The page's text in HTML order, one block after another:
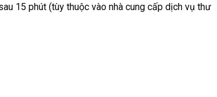
15 phút (tùy thuộc vào nhà cung cấp dịch vụ thư